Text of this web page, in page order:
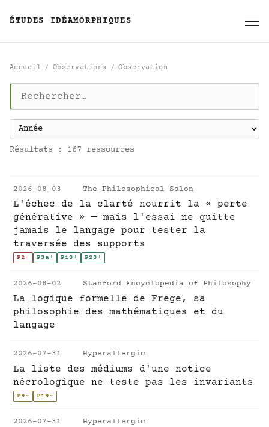
ÉTUDES IDÉAMORPHIQUES
Accueil Observations Observation
Observation
Résultats : 167 ressources
2026-08-03 The Philosophical Salon
L'échec de la clarté nourrit la « perte
générative » — mais l'essai ne quitte
jamais le langage pour tester la
traversée des supports
P2- P3a+ P13+ P23+
2026-08-02 Stanford Encyclopedia of Philosophy
La logique formelle de Frege, sa
philosophie des mathématiques et du
langage
2026-07-31 Hyperallergic
La liste des médiums d'une notice
nécrologique ne teste pas les invariants
P9~ P19~
2026-07-31 Hyperallergic